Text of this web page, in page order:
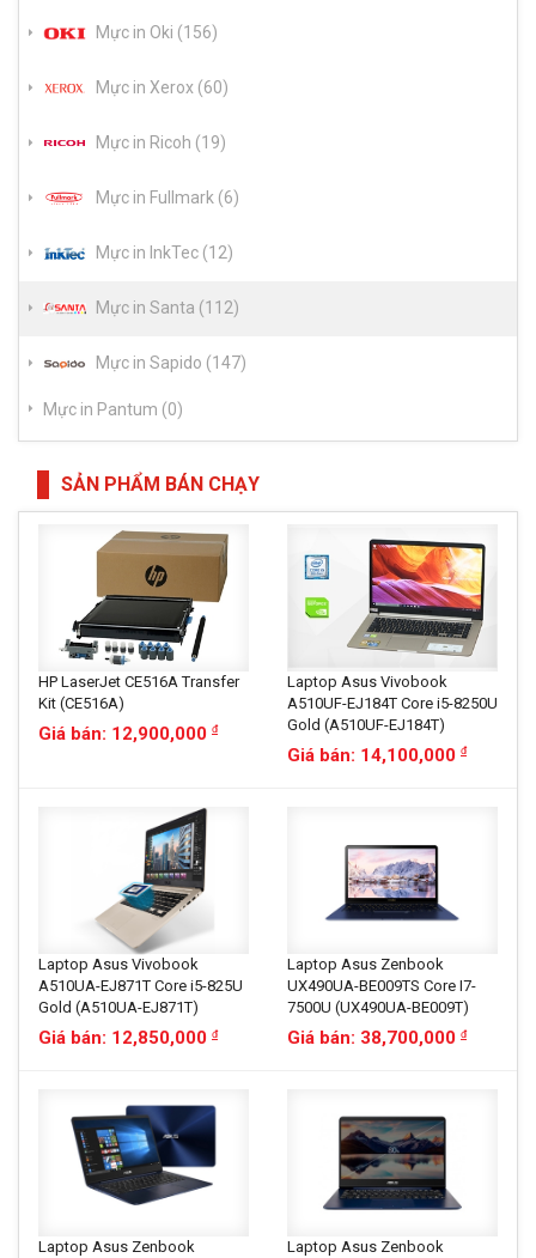
Mực in Oki (156)
Mực in Xerox (60)
Mực in Ricoh (19)
Mực in Fullmark (6)
Mực in InkTec (12)
Mực in Santa (112)
Mực in Sapido (147)
Mực in Pantum (0)
SẢN PHẨM BÁN CHẠY
HP LaserJet CE516A Transfer
Kit (CE516A)
Giá bán: 12,900,000 đ
Laptop Asus Vivobook
A510UF-EJ184T Core i5-8250U
Gold (A510UF-EJ184T)
Giá bán: 14,100,000 đ
Laptop Asus Vivobook
A510UA-EJ871T Core i5-825U
Gold (A510UA-EJ871T)
Giá bán: 12,850,000 đ
Laptop Asus Zenbook
UX490UA-BE009TS Core I7-
7500U (UX490UA-BE009T)
Giá bán: 38,700,000 đ
Laptop Asus Zenbook
Laptop Asus Zenbook